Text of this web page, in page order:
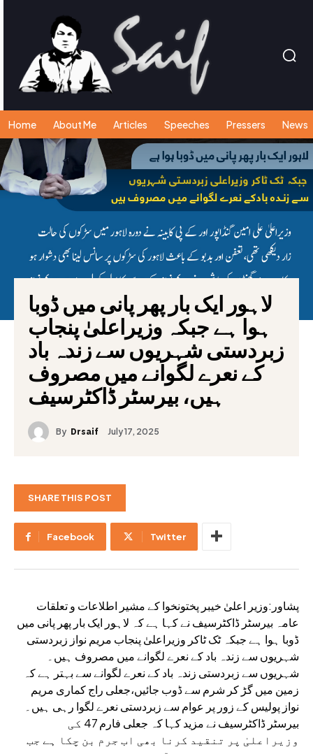
Home About Me Articles Speeches Pressers News
لاہور ایک بار پھر پانی میں ڈوبا
ہوا ہے جبکہ وزیراعلیٰ پنجاب
زبردستی شہریوں سے زندہ باد
کے نعرے لگوانے میں مصروف
ہیں، بیرسٹر ڈاکٹرسیف
By Drsaif July 17, 2025
SHARE THIS POST
Facebook Twitter
پشاور:وزیر اعلیٰ خیبر پختونخوا کے مشیر اطلاعات و تعلقات
عامہ بیرسٹر ڈاکٹرسیف نے کہا ہے کہ لاہور ایک بار پھر پانی میں
ڈوبا ہوا ہے جبکہ ٹک ٹاکر وزیراعلیٰ پنجاب مریم نواز زبردستی
شہریوں سے زندہ باد کے نعرے لگوانے میں مصروف ہیں۔
شہریوں سے زبردستی زندہ باد کے نعرے لگوانے سے بہتر ہے کہ
زمین میں گڑ کر شرم سے ڈوب جائیں،جعلی راج کماری مریم
نواز پولیس کے زور پر عوام سے زبردستی نعرے لگوا رہی ہیں۔
بیرسٹر ڈاکٹرسیف نے مزید کہا کہ جعلی فارم 47 کی
وزیراعلیٰ پر تنقید کرنا بھی اب جرم بن چکا ہے جب